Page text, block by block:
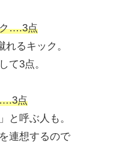
….3点
るキック。
て3点。
点
と呼ぶ人も。
連想するので